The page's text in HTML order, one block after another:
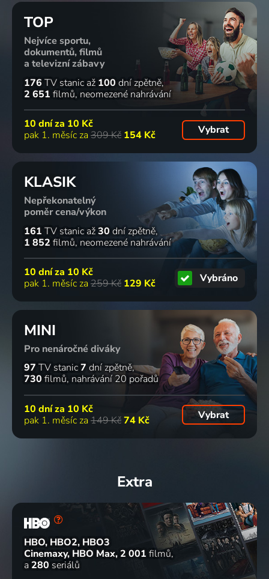
TOP
Nejvíce sportu,
dokumentů, filmů
a televizní zábavy
176 TV stanic až 100 dní zpětně
2 651 filmů neomezené nahrávání
10 dní za 10 Kč
pak 1. měsíc za 309 Kč 154 Kč Vybrat
KLASIK
Nepřekonatelný
poměr cena/výkon
161 TV stanic až30 dní zpětně
1 852 filmů neomezené nahrávání
10 dní za 10 Kč
pak 1. měsíc za 259 Kč 129 Kč Vybráno
MINI
Pro nenáročné diváky
97 TV stanic7 dní zpětně
730 filmů nahrávání 20 pořadů
10 dní za 10 Kč
pak 1. měsíc za 149 Kč74 Kč Vybrat
Extra
HBO, HBO2, HBO3
Cinemaxy, HBO Max 2 001 filmů
a 280 seriálů